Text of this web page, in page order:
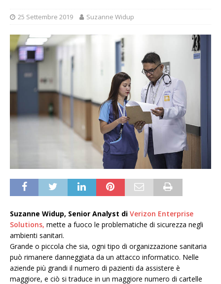
25 Settembre 2019 Suzanne Widup
Suzanne Widup, Senior Analyst di Verizon Enterprise
Solutions, mette a fuoco le problematiche di sicurezza negli
ambienti sanitari.
Grande o piccola che sia, ogni tipo di organizzazione sanitaria
può rimanere danneggiata da un attacco informatico. Nelle
aziende più grandi il numero di pazienti da assistere è
maggiore, e ciò si traduce in un maggiore numero di cartelle